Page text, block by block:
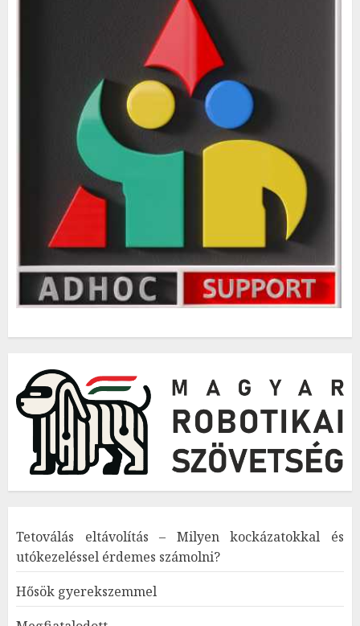
Tetoválás eltávolítás – Milyen kockázatokkal és
utókezeléssel érdemes számolni?
Hősök gyerekszemmel